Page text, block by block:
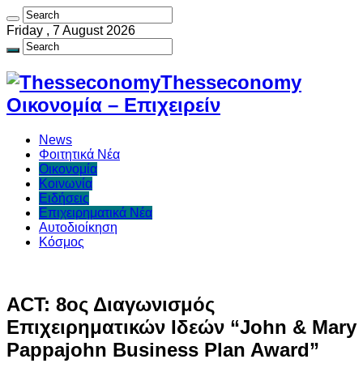
Friday , 7 August 2026
Thesseconomy
Οικονομία – Επιχειρείν
News
Φοιτητικά Νέα
Οικονομία
Κοινωνία
Ειδήσεις
Επιχειρηματικά Νέα
Αυτοδιοίκηση
Κόσμος
ACT: 8ος Διαγωνισμός
Επιχειρηματικών Ιδεών “John & Mary
Pappajohn Business Plan Award”